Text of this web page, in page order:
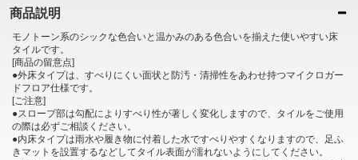
商品説明
モノトーン系のシックな色合いと温かみのある色合いを揃えた使いやすい床
タイルです。
[商品の留意点]
●外床タイプは、すべりにくい面状と防汚・清掃性をあわせ持つマイクロガー
ドフロア仕様です。
[ご注意]
●スロープ部は勾配によりすべり性が著しく変化しますので、タイルをご使用
の際は必ずご相談ください。
●内床タイプは雨水や履き物に付着した水ですべりやすくなりますので、足ふ
きマットを設置するなどしてタイル表面が濡れないようにしてください。